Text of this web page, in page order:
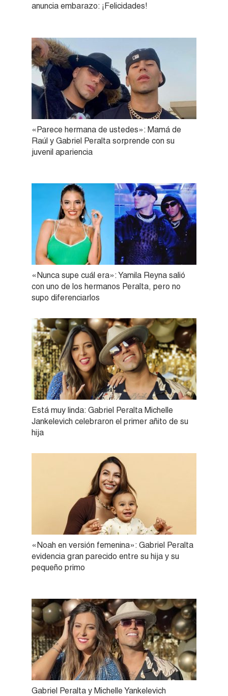
anuncia embarazo: ¡Felicidades!
«Parece hermana de ustedes»: Mamá de
Raúl y Gabriel Peralta sorprende con su
juvenil apariencia
«Nunca supe cuál era»: Yamila Reyna salió
con uno de los hermanos Peralta, pero no
supo diferenciarlos
Está muy linda: Gabriel Peralta Michelle
Jankelevich celebraron el primer añito de su
hija
«Noah en versión femenina»: Gabriel Peralta
evidencia gran parecido entre su hija y su
pequeño primo
Gabriel Peralta y Michelle Yankelevich